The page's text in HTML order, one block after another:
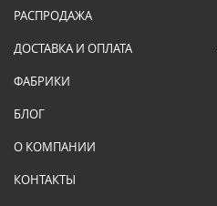
РАСПРОДАЖА
ДОСТАВКА И ОПЛАТА
ФАБРИКИ
БЛОГ
О КОМПАНИИ
КОНТАКТЫ